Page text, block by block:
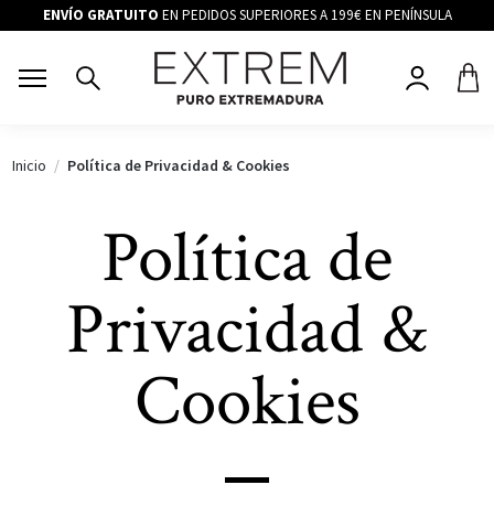
ENVÍO GRATUITO EN PEDIDOS SUPERIORES A 199€ EN PENÍNSULA
Inicio Política de Privacidad & Cookies
Política de
Privacidad &
Cookies